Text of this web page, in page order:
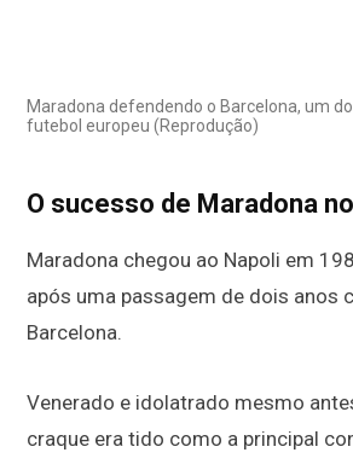
Maradona defendendo o Barcelona, um
futebol europeu (Reprodução)
O sucesso de Maradona
Maradona chegou ao Napoli em
após uma passagem de dois anos
Barcelona.
Venerado e idolatrado mesmo
craque era tido como a principal